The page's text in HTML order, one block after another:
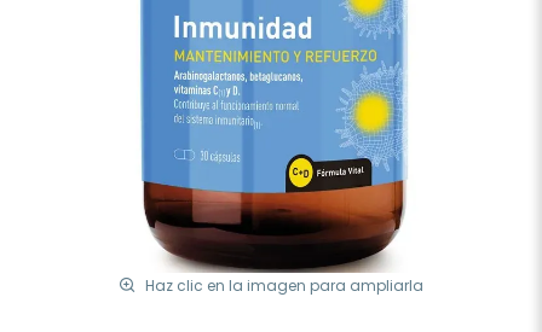
Haz clic en la imagen para ampliarla